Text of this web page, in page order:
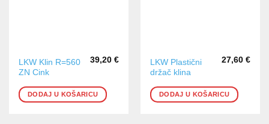
LKW Klin R=560
ZN Cink
39,20 €
DODAJ U KOŠARICU
LKW Plastični
držač klina
27,60 €
DODAJ U KOŠARICU